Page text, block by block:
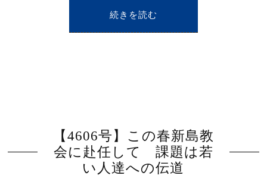
続きを読む
【4606号】この春新島教
会に赴任して 課題は若
い人達への伝道